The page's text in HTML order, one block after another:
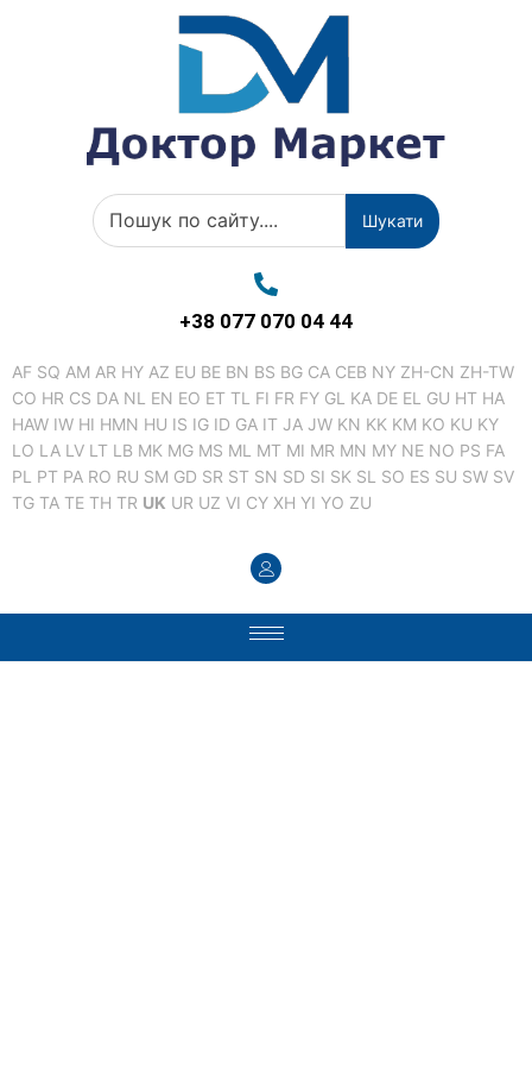
Шукати
+38 077 070 04 44
AF SQ AM AR HY AZ EU BE BN BS BG CA CEB NY ZH-CN ZH-TW
CO HR CS DA NL EN EO ET TL FI FR FY GL KA DE EL GU HT HA
HAW IW HI HMN HU IS IG ID GA IT JA JW KN KK KM KO KU KY
LO LA LV LT LB MK MG MS ML MT MI MR MN MY NE NO PS FA
PL PT PA RO RU SM GD SR ST SN SD SI SK SL SO ES SU SW SV
TG TA TE TH TR UK UR UZ VI CY XH YI YO ZU